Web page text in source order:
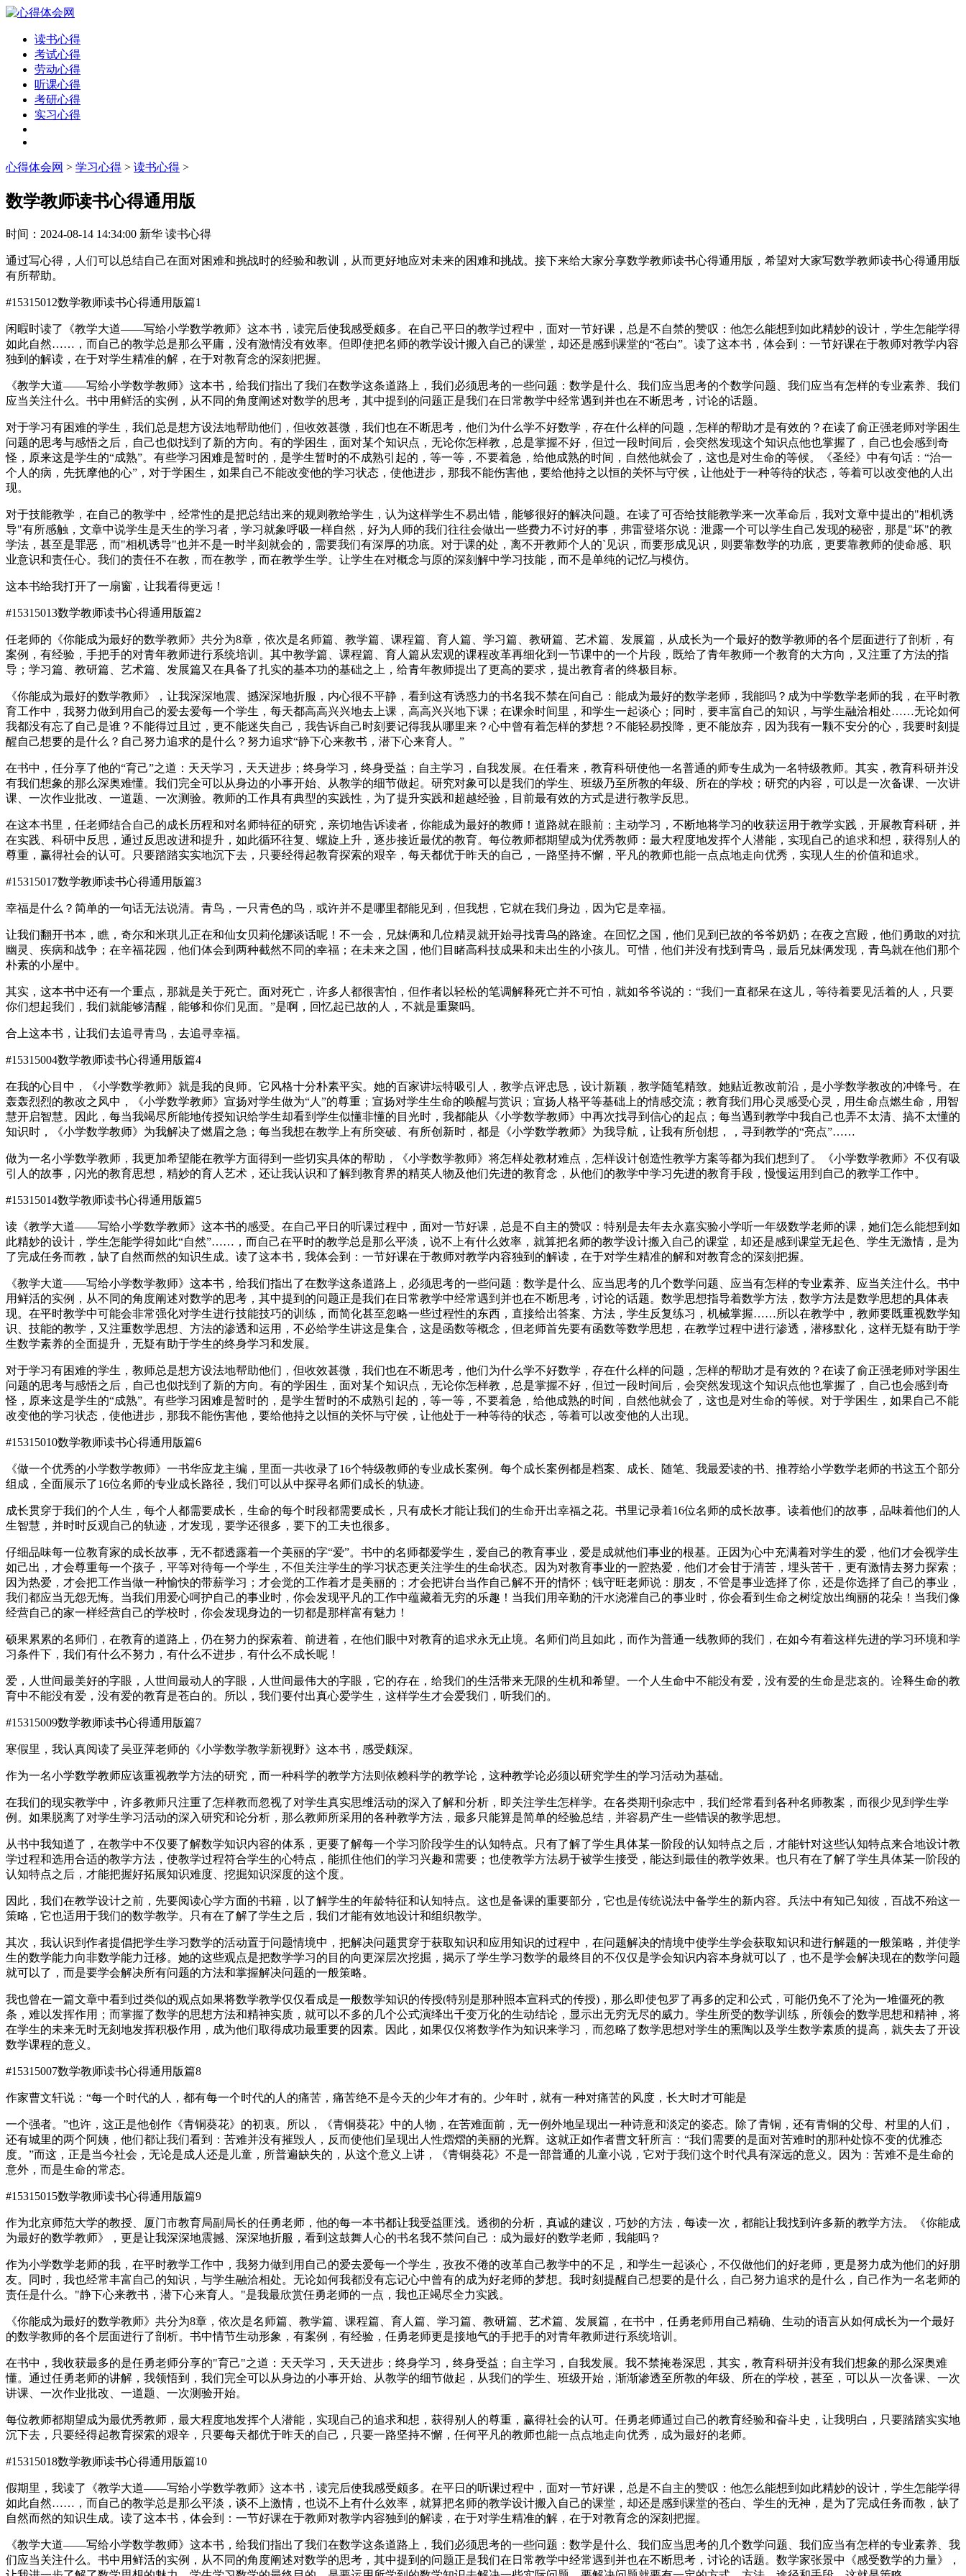
读书心得
考试心得
劳动心得
听课心得
考研心得
实习心得
心得体会网 > 学习心得 > 读书心得 >
数学教师读书心得通用版
时间： 2024-08-14 14:34:00 新华 读书心得
通过写心得，人们可以总结自己在面对困难和挑战时的经验和教训，从而更好地应对未来的困难和挑战。接下来给大家分享数学教师读书心得通用版，希望对大家写数学教师读书心得通用版
有所帮助。
#15315012数学教师读书心得通用版篇1
闲暇时读了《教学大道——写给小学数学教师》这本书，读完后使我感受颇多。在自己平日的教学过程中，面对一节好课，总是不自禁的赞叹：他怎么能想到如此精妙的设计，学生怎能学得
如此自然……，而自己的教学总是那么平庸，没有激情没有效率。但即使把名师的教学设计搬入自己的课堂，却还是感到课堂的“苍白”。读了这本书，体会到：一节好课在于教师对教学内容
独到的解读，在于对学生精准的解，在于对教育念的深刻把握。
《教学大道——写给小学数学教师》这本书，给我们指出了我们在数学这条道路上，我们必须思考的一些问题：数学是什么、我们应当思考的个数学问题、我们应当有怎样的专业素养、我们
应当关注什么。书中用鲜活的实例，从不同的角度阐述对数学的思考，其中提到的问题正是我们在日常教学中经常遇到并也在不断思考，讨论的话题。
对于学习有困难的学生，我们总是想方设法地帮助他们，但收效甚微，我们也在不断思考，他们为什么学不好数学，存在什么样的问题，怎样的帮助才是有效的？在读了俞正强老师对学困生
问题的思考与感悟之后，自己也似找到了新的方向。有的学困生，面对某个知识点，无论你怎样教，总是掌握不好，但过一段时间后，会突然发现这个知识点他也掌握了，自己也会感到奇
怪，原来这是学生的“成熟”。有些学习困难是暂时的，是学生暂时的不成熟引起的，等一等，不要着急，给他成熟的时间，自然他就会了，这也是对生命的等候。《圣经》中有句话：“治一
个人的病，先抚摩他的心”，对于学困生，如果自己不能改变他的学习状态，使他进步，那我不能伤害他，要给他持之以恒的关怀与守侯，让他处于一种等待的状态，等着可以改变他的人出
现。
对于技能教学，在自己的教学中，经常性的是把总结出来的规则教给学生，认为这样学生不易出错，能够很好的解决问题。在读了可否给技能教学来一次革命后，我对文章中提出的"相机诱
导"有所感触，文章中说学生是天生的学习者，学习就象呼吸一样自然，好为人师的我们往往会做出一些费力不讨好的事，弗雷登塔尔说：泄露一个可以学生自己发现的秘密，那是"坏"的教
学法，甚至是罪恶，而"相机诱导"也并不是一时半刻就会的，需要我们有深厚的功底。对于课的处，离不开教师个人的`见识，而要形成见识，则要靠数学的功底，更要靠教师的使命感、职
业意识和责任心。我们的责任不在教，而在教学，而在教学生学。让学生在对概念与原的深刻解中学习技能，而不是单纯的记忆与模仿。
这本书给我打开了一扇窗，让我看得更远！
#15315013数学教师读书心得通用版篇2
任老师的《你能成为最好的数学教师》共分为8章，依次是名师篇、教学篇、课程篇、育人篇、学习篇、教研篇、艺术篇、发展篇，从成长为一个最好的数学教师的各个层面进行了剖析，有
案例，有经验，手把手的对青年教师进行系统培训。其中教学篇、课程篇、育人篇从宏观的课程改革再细化到一节课中的一个片段，既给了青年教师一个教育的大方向，又注重了方法的指
导；学习篇、教研篇、艺术篇、发展篇又在具备了扎实的基本功的基础之上，给青年教师提出了更高的要求，提出教育者的终极目标。
《你能成为最好的数学教师》，让我深深地震、撼深深地折服，内心很不平静，看到这有诱惑力的书名我不禁在问自己：能成为最好的数学老师，我能吗？成为中学数学老师的我，在平时教
育工作中，我努力做到用自己的爱去爱每一个学生，每天都高高兴兴地去上课，高高兴兴地下课；在课余时间里，和学生一起谈心；同时，要丰富自己的知识，与学生融洽相处……无论如何
我都没有忘了自己是谁？不能得过且过，更不能迷失自己，我告诉自己时刻要记得我从哪里来？心中曾有着怎样的梦想？不能轻易投降，更不能放弃，因为我有一颗不安分的心，我要时刻提
醒自己想要的是什么？自己努力追求的是什么？努力追求“静下心来教书，潜下心来育人。”
在书中，任分享了他的“育己”之道：天天学习，天天进步；终身学习，终身受益；自主学习，自我发展。在任看来，教育科研使他一名普通的师专生成为一名特级教师。其实，教育科研并没
有我们想象的那么深奥难懂。我们完全可以从身边的小事开始、从教学的细节做起。研究对象可以是我们的学生、班级乃至所教的年级、所在的学校；研究的内容，可以是一次备课、一次讲
课、一次作业批改、一道题、一次测验。教师的工作具有典型的实践性，为了提升实践和超越经验，目前最有效的方式是进行教学反思。
在这本书里，任老师结合自己的成长历程和对名师特征的研究，亲切地告诉读者，你能成为最好的教师！道路就在眼前：主动学习，不断地将学习的收获运用于教学实践，开展教育科研，并
在实践、科研中反思，通过反思改进和提升，如此循环往复、螺旋上升，逐步接近最优的教育。每位教师都期望成为优秀教师：最大程度地发挥个人潜能，实现自己的追求和想，获得别人的
尊重，赢得社会的认可。只要踏踏实实地沉下去，只要经得起教育探索的艰辛，每天都优于昨天的自己，一路坚持不懈，平凡的教师也能一点点地走向优秀，实现人生的价值和追求。
#15315017数学教师读书心得通用版篇3
幸福是什么？简单的一句话无法说清。青鸟，一只青色的鸟，或许并不是哪里都能见到，但我想，它就在我们身边，因为它是幸福。
让我们翻开书本，瞧，奇尔和米琪儿正在和仙女贝莉伦娜谈话呢！不一会，兄妹俩和几位精灵就开始寻找青鸟的路途。在回忆之国，他们见到已故的爷爷奶奶；在夜之宫殿，他们勇敢的对抗
幽灵、疾病和战争；在辛福花园，他们体会到两种截然不同的幸福；在未来之国，他们目睹高科技成果和未出生的小孩儿。可惜，他们并没有找到青鸟，最后兄妹俩发现，青鸟就在他们那个
朴素的小屋中。
其实，这本书中还有一个重点，那就是关于死亡。面对死亡，许多人都很害怕，但作者以轻松的笔调解释死亡并不可怕，就如爷爷说的：“我们一直都呆在这儿，等待着要见活着的人，只要
你们想起我们，我们就能够清醒，能够和你们见面。”是啊，回忆起已故的人，不就是重聚吗。
合上这本书，让我们去追寻青鸟，去追寻幸福。
#15315004数学教师读书心得通用版篇4
在我的心目中，《小学数学教师》就是我的良师。它风格十分朴素平实。她的百家讲坛特吸引人，教学点评忠恳，设计新颖，教学随笔精致。她贴近教改前沿，是小学数学教改的冲锋号。在
轰轰烈烈的教改之风中，《小学数学教师》宣扬对学生做为“人”的尊重；宣扬对学生生命的唤醒与赏识；宣扬人格平等基础上的情感交流；教育我们用心灵感受心灵，用生命点燃生命，用智
慧开启智慧。因此，每当我竭尽所能地传授知识给学生却看到学生似懂非懂的目光时，我都能从《小学数学教师》中再次找寻到信心的起点；每当遇到教学中我自己也弄不太清、搞不太懂的
知识时，《小学数学教师》为我解决了燃眉之急；每当我想在教学上有所突破、有所创新时，都是《小学数学教师》为我导航，让我有所创想，，寻到教学的“亮点”……
做为一名小学数学教师，我更加希望能在教学方面得到一些切实具体的帮助，《小学数学教师》将怎样处教材难点，怎样设计创造性教学方案等都为我们想到了。《小学数学教师》不仅有吸
引人的故事，闪光的教育思想，精妙的育人艺术，还让我认识和了解到教育界的精英人物及他们先进的教育念，从他们的教学中学习先进的教育手段，慢慢运用到自己的教学工作中。
#15315014数学教师读书心得通用版篇5
读《教学大道——写给小学数学教师》这本书的感受。在自己平日的听课过程中，面对一节好课，总是不自主的赞叹：特别是去年去永嘉实验小学听一年级数学老师的课，她们怎么能想到如
此精妙的设计，学生怎能学得如此“自然”……，而自己在平时的教学总是那么平淡，说不上有什么效率，就算把名师的教学设计搬入自己的课堂，却还是感到课堂无起色、学生无激情，是为
了完成任务而教，缺了自然而然的知识生成。读了这本书，我体会到：一节好课在于教师对教学内容独到的解读，在于对学生精准的解和对教育念的深刻把握。
《教学大道——写给小学数学教师》这本书，给我们指出了在数学这条道路上，必须思考的一些问题：数学是什么、应当思考的几个数学问题、应当有怎样的专业素养、应当关注什么。书中
用鲜活的实例，从不同的角度阐述对数学的思考，其中提到的问题正是我们在日常教学中经常遇到并也在不断思考，讨论的话题。数学思想指导着数学方法，数学方法是数学思想的具体表
现。在平时教学中可能会非常强化对学生进行技能技巧的训练，而简化甚至忽略一些过程性的东西，直接给出答案、方法，学生反复练习，机械掌握……所以在教学中，教师要既重视数学知
识、技能的教学，又注重数学思想、方法的渗透和运用，不必给学生讲这是集合，这是函数等概念，但老师首先要有函数等数学思想，在教学过程中进行渗透，潜移默化，这样无疑有助于学
生数学素养的全面提升，无疑有助于学生的终身学习和发展。
对于学习有困难的学生，教师总是想方设法地帮助他们，但收效甚微，我们也在不断思考，他们为什么学不好数学，存在什么样的问题，怎样的帮助才是有效的？在读了俞正强老师对学困生
问题的思考与感悟之后，自己也似找到了新的方向。有的学困生，面对某个知识点，无论你怎样教，总是掌握不好，但过一段时间后，会突然发现这个知识点他也掌握了，自己也会感到奇
怪，原来这是学生的“成熟”。有些学习困难是暂时的，是学生暂时的不成熟引起的，等一等，不要着急，给他成熟的时间，自然他就会了，这也是对生命的等候。对于学困生，如果自己不能
改变他的学习状态，使他进步，那我不能伤害他，要给他持之以恒的关怀与守侯，让他处于一种等待的状态，等着可以改变他的人出现。
#15315010数学教师读书心得通用版篇6
《做一个优秀的小学数学教师》一书华应龙主编，里面一共收录了16个特级教师的专业成长案例。每个成长案例都是档案、成长、随笔、我最爱读的书、推荐给小学数学老师的书这五个部分
组成，全面展示了16位名师的专业成长路径，我们可以从中探寻名师们成长的轨迹。
成长贯穿于我们的个人生，每个人都需要成长，生命的每个时段都需要成长，只有成长才能让我们的生命开出幸福之花。书里记录着16位名师的成长故事。读着他们的故事，品味着他们的人
生智慧，并时时反观自己的轨迹，才发现，要学还很多，要下的工夫也很多。
仔细品味每一位教育家的成长故事，无不都透露着一个美丽的字“爱”。书中的名师都爱学生，爱自己的教育事业，爱是成就他们事业的根基。正因为心中充满着对学生的爱，他们才会视学生
如己出，才会尊重每一个孩子，平等对待每一个学生，不但关注学生的学习状态更关注学生的生命状态。因为对教育事业的一腔热爱，他们才会甘于清苦，埋头苦干，更有激情去努力探索；
因为热爱，才会把工作当做一种愉快的带薪学习；才会觉的工作着才是美丽的；才会把讲台当作自己解不开的情怀；钱守旺老师说：朋友，不管是事业选择了你，还是你选择了自己的事业，
我们都应当无怨无悔。当我们用爱心呵护自己的事业时，你会发现平凡的工作中蕴藏着无穷的乐趣！当我们用辛勤的汗水浇灌自己的事业时，你会看到生命之树绽放出绚丽的花朵！当我们像
经营自己的家一样经营自己的学校时，你会发现身边的一切都是那样富有魅力！
硕果累累的名师们，在教育的道路上，仍在努力的探索着、前进着，在他们眼中对教育的追求永无止境。名师们尚且如此，而作为普通一线教师的我们，在如今有着这样先进的学习环境和学
习条件下，我们有什么不努力，有什么不进步，有什么不成长呢！
爱，人世间最美好的字眼，人世间最动人的字眼，人世间最伟大的字眼，它的存在，给我们的生活带来无限的生机和希望。一个人生命中不能没有爱，没有爱的生命是悲哀的。诠释生命的教
育中不能没有爱，没有爱的教育是苍白的。所以，我们要付出真心爱学生，这样学生才会爱我们，听我们的。
#15315009数学教师读书心得通用版篇7
寒假里，我认真阅读了吴亚萍老师的《小学数学教学新视野》这本书，感受颇深。
作为一名小学数学教师应该重视教学方法的研究，而一种科学的教学方法则依赖科学的教学论，这种教学论必须以研究学生的学习活动为基础。
在我们的现实教学中，许多教师只注重了怎样教而忽视了对学生真实思维活动的深入了解和分析，即关注学生怎样学。在各类期刊杂志中，我们经常看到各种名师教案，而很少见到学生学
例。如果脱离了对学生学习活动的深入研究和论分析，那么教师所采用的各种教学方法，最多只能算是简单的经验总结，并容易产生一些错误的教学思想。
从书中我知道了，在教学中不仅要了解数学知识内容的体系，更要了解每一个学习阶段学生的认知特点。只有了解了学生具体某一阶段的认知特点之后，才能针对这些认知特点来合地设计教
学过程和选用合适的教学方法，使教学过程符合学生的心特点，能抓住他们的学习兴趣和需要；也使教学方法易于被学生接受，能达到最佳的教学效果。也只有在了解了学生具体某一阶段的
认知特点之后，才能把握好拓展知识难度、挖掘知识深度的这个度。
因此，我们在教学设计之前，先要阅读心学方面的书籍，以了解学生的年龄特征和认知特点。这也是备课的重要部分，它也是传统说法中备学生的新内容。兵法中有知己知彼，百战不殆这一
策略，它也适用于我们的数学教学。只有在了解了学生之后，我们才能有效地设计和组织教学。
其次，我认识到作者提倡把学生学习数学的活动置于问题情境中，把解决问题贯穿于获取知识和应用知识的过程中，在问题解决的情境中使学生学会获取知识和进行解题的一般策略，并使学
生的数学能力向非数学能力迁移。她的这些观点是把数学学习的目的向更深层次挖掘，揭示了学生学习数学的最终目的不仅仅是学会知识内容本身就可以了，也不是学会解决现在的数学问题
就可以了，而是要学会解决所有问题的方法和掌握解决问题的一般策略。
我也曾在一篇文章中看到过类似的观点如果将数学教学仅仅看成是一般数学知识的传授(特别是那种照本宣科式的传授)，那么即使包罗了再多的定和公式，可能仍免不了沦为一堆僵死的教
条，难以发挥作用；而掌握了数学的思想方法和精神实质，就可以不多的几个公式演绎出千变万化的生动结论，显示出无穷无尽的威力。学生所受的数学训练，所领会的数学思想和精神，将
在学生的未来无时无刻地发挥积极作用，成为他们取得成功最重要的因素。因此，如果仅仅将数学作为知识来学习，而忽略了数学思想对学生的熏陶以及学生数学素质的提高，就失去了开设
数学课程的意义。
#15315007数学教师读书心得通用版篇8
作家曹文轩说：“每一个时代的人，都有每一个时代的人的痛苦，痛苦绝不是今天的少年才有的。少年时，就有一种对痛苦的风度，长大时才可能是
一个强者。”也许，这正是他创作《青铜葵花》的初衷。所以，《青铜葵花》中的人物，在苦难面前，无一例外地呈现出一种诗意和淡定的姿态。除了青铜，还有青铜的父母、村里的人们，
还有城里的两个阿姨，他们都让我们看到：苦难并没有摧毁人，反而使他们呈现出人性熠熠的美丽的光辉。这就正如作者曹文轩所言：“我们需要的是面对苦难时的那种处惊不变的优雅态
度。”而这，正是当今社会，无论是成人还是儿童，所普遍缺失的，从这个意义上讲，《青铜葵花》不是一部普通的儿童小说，它对于我们这个时代具有深远的意义。因为：苦难不是生命的
意外，而是生命的常态。
#15315015数学教师读书心得通用版篇9
作为北京师范大学的教授、厦门市教育局副局长的任勇老师，他的每一本书都让我受益匪浅。透彻的分析，真诚的建议，巧妙的方法，每读一次，都能让我找到许多新的教学方法。《你能成
为最好的数学教师》，更是让我深深地震撼、深深地折服，看到这鼓舞人心的书名我不禁问自己：成为最好的数学老师，我能吗？
作为小学数学老师的我，在平时教学工作中，我努力做到用自己的爱去爱每一个学生，孜孜不倦的改革自己教学中的不足，和学生一起谈心，不仅做他们的好老师，更是努力成为他们的好朋
友。同时，我也经常丰富自己的知识，与学生融洽相处。无论如何我都没有忘记心中曾有的成为好老师的梦想。我时刻提醒自己想要的是什么，自己努力追求的是什么，自己作为一名老师的
责任是什么。"静下心来教书，潜下心来育人。"是我最欣赏任勇老师的一点，我也正竭尽全力实践。
《你能成为最好的数学教师》共分为8章，依次是名师篇、教学篇、课程篇、育人篇、学习篇、教研篇、艺术篇、发展篇，在书中，任勇老师用自己精确、生动的语言从如何成长为一个最好
的数学教师的各个层面进行了剖析。书中情节生动形象，有案例，有经验，任勇老师更是接地气的手把手的对青年教师进行系统培训。
在书中，我收获最多的是任勇老师分享的"育己"之道：天天学习，天天进步；终身学习，终身受益；自主学习，自我发展。我不禁掩卷深思，其实，教育科研并没有我们想象的那么深奥难
懂。通过任勇老师的讲解，我领悟到，我们完全可以从身边的小事开始、从教学的细节做起，从我们的学生、班级开始，渐渐渗透至所教的年级、所在的学校，甚至，可以从一次备课、一次
讲课、一次作业批改、一道题、一次测验开始。
每位教师都期望成为最优秀教师，最大程度地发挥个人潜能，实现自己的追求和想，获得别人的尊重，赢得社会的认可。任勇老师通过自己的教育经验和奋斗史，让我明白，只要踏踏实实地
沉下去，只要经得起教育探索的艰辛，只要每天都优于昨天的自己，只要一路坚持不懈，任何平凡的教师也能一点点地走向优秀，成为最好的老师。
#15315018数学教师读书心得通用版篇10
假期里，我读了《教学大道——写给小学数学教师》这本书，读完后使我感受颇多。在平日的听课过程中，面对一节好课，总是不自主的赞叹：他怎么能想到如此精妙的设计，学生怎能学得
如此自然……，而自己的教学总是那么平淡，谈不上激情，也说不上有什么效率，就算把名师的教学设计搬入自己的课堂，却还是感到课堂的苍白、学生的无神，是为了完成任务而教，缺了
自然而然的知识生成。读了这本书，体会到：一节好课在于教师对教学内容独到的解读，在于对学生精准的解，在于对教育念的深刻把握。
《教学大道——写给小学数学教师》这本书，给我们指出了我们在数学这条道路上，我们必须思考的一些问题：数学是什么、我们应当思考的几个数学问题、我们应当有怎样的专业素养、我
们应当关注什么。书中用鲜活的实例，从不同的角度阐述对数学的思考，其中提到的问题正是我们在日常教学中经常遇到并也在不断思考，讨论的话题。数学家张景中《感受数学的力量》，